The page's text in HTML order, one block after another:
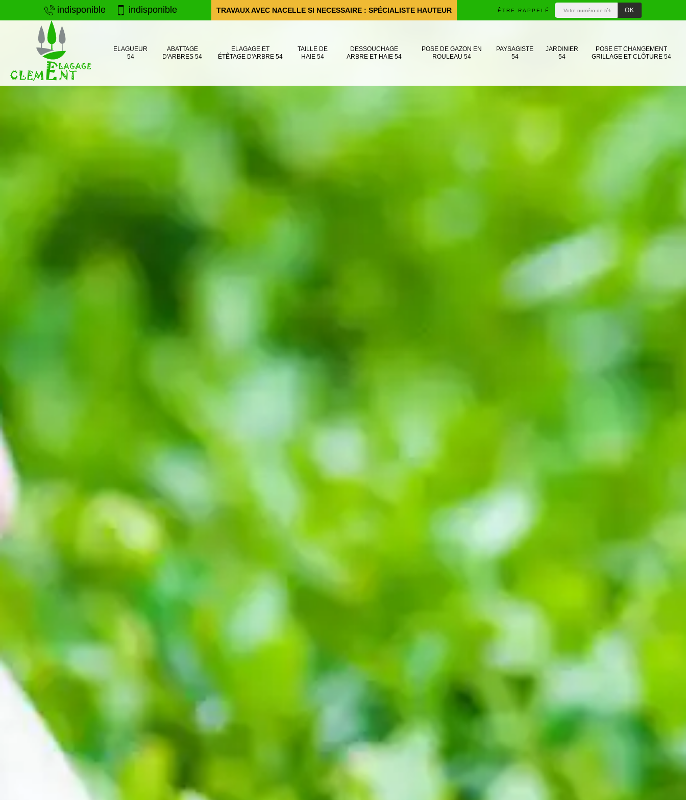
indisponible indisponible TRAVAUX AVEC NACELLE SI NECESSAIRE : SPÉCIALISTE HAUTEUR ÊTRE RAPPELÉ
ELAGUEUR
54
ABATTAGE
D'ARBRES 54
ELAGAGE ET
ÉTÊTAGE D'ARBRE 54
TAILLE DE
HAIE 54
DESSOUCHAGE
ARBRE ET HAIE 54
POSE DE GAZON EN
ROULEAU 54
PAYSAGISTE
54
JARDINIER
54
POSE ET CHANGEMENT
GRILLAGE ET CLÔTURE 54